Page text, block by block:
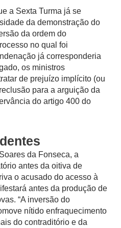
a Sexta Turma já se
da demonstração do
da ordem do
no qual foi
já corresponderia
os ministros
de prejuízo implícito (ou
para a arguição da
do artigo 400 do
da Fonseca, a
antes da oitiva de
o acusado do acesso à
antes da produção de
“A inversão do
nítido enfraquecimento
do contraditório e da